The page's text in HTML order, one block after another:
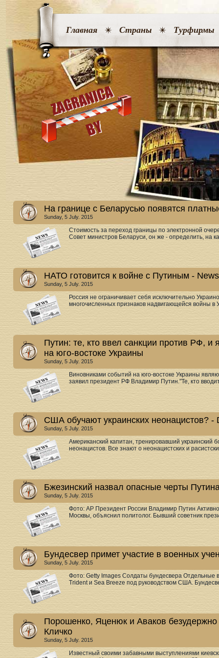
Главная Страны Турфирмы
На границе с Беларусью появятся
Sunday, 5 July. 2015
Стоимость за переход границы по электронной
Совет министров Беларуси, он же - определить, на
НАТО готовится к войне c Путиным -
Sunday, 5 July. 2015
Россия не ограничивает себя исключительно
многочисленных признаков надвигающейся войны
Путин: те, кто ввел санкции против РФ,
на юго-востоке Украины
Sunday, 5 July. 2015
Виновниками событий на юго-востоке Украины
заявил президент РФ Владимир Путин."Те, кто
США обучают украинских неонацистов? -
Sunday, 5 July. 2015
Американский капитан, тренировавший украинский
неонацистов. Все знают о неонацистских и
Бжезинский назвал опасные черты
Sunday, 5 July. 2015
Фото: AP Президент России Владимир Путин
Москвы, объяснил политолог. Бывший советник
Бундесвер примет участие в военных
Sunday, 5 July. 2015
Фото: Getty Images Солдаты бундесвера Отдельные
Trident и Sea Breeze под руководством США.
Порошенко, Яценюк и Аваков
Кличко
Sunday, 5 July. 2015
Известный своими забавными выступлениями